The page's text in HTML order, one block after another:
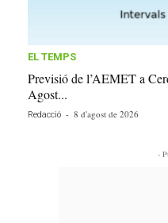
EL TEMPS
Previsió de l’AEMET a
Agost...
Redacció - 8 d'agost de 2026
-